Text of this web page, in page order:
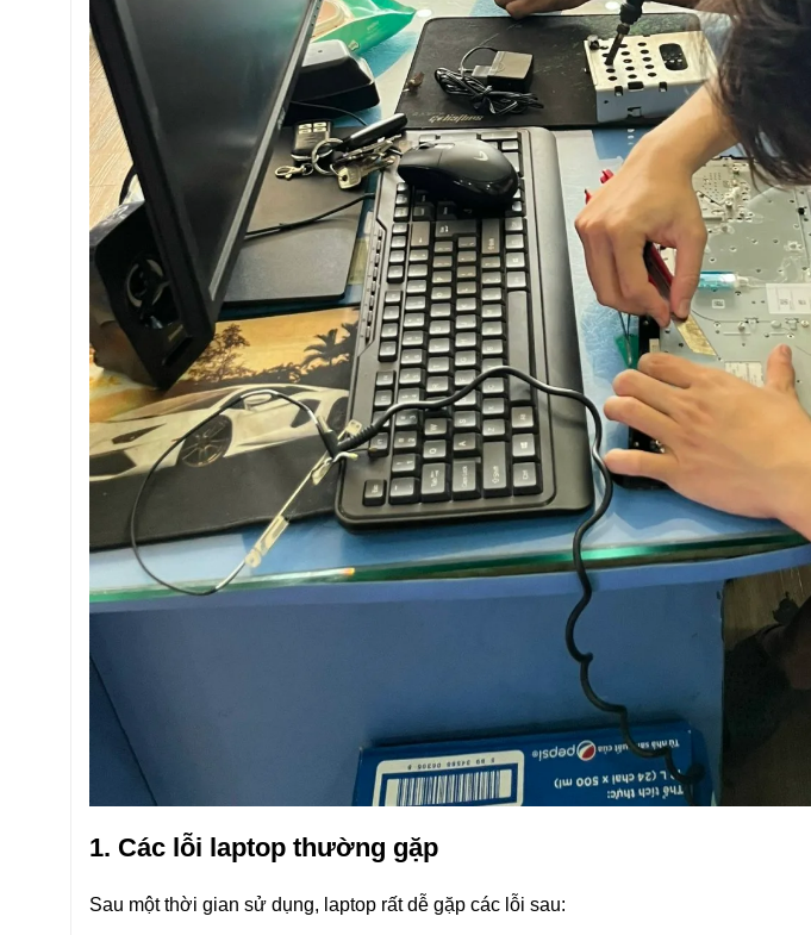
1. Các lỗi laptop thường gặp
Sau một thời gian sử dụng, laptop rất dễ gặp các lỗi sau: